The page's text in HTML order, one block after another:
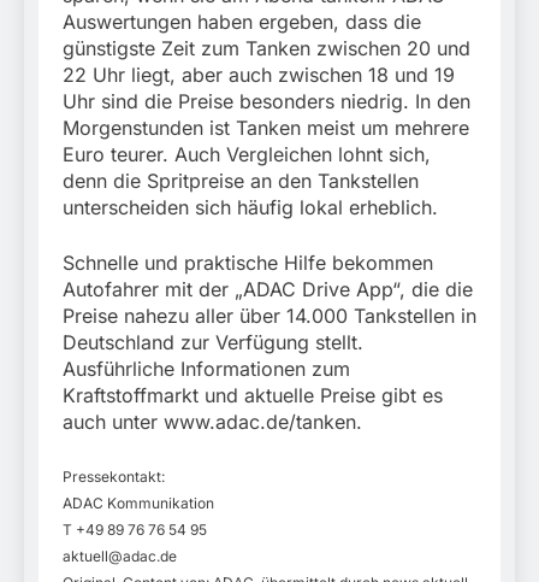
Auswertungen haben ergeben, dass die
günstigste Zeit zum Tanken zwischen 20 und
22 Uhr liegt, aber auch zwischen 18 und 19
Uhr sind die Preise besonders niedrig. In den
Morgenstunden ist Tanken meist um mehrere
Euro teurer. Auch Vergleichen lohnt sich,
denn die Spritpreise an den Tankstellen
unterscheiden sich häufig lokal erheblich.
Schnelle und praktische Hilfe bekommen
Autofahrer mit der „ADAC Drive App“, die die
Preise nahezu aller über 14.000 Tankstellen in
Deutschland zur Verfügung stellt.
Ausführliche Informationen zum
Kraftstoffmarkt und aktuelle Preise gibt es
auch unter www.adac.de/tanken.
Pressekontakt:
ADAC Kommunikation
T +49 89 76 76 54 95
aktuell@adac.de